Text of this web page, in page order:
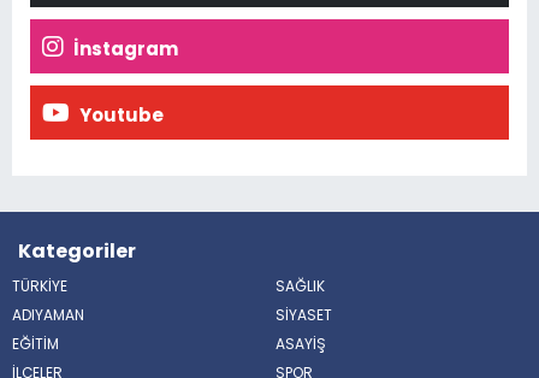
İnstagram
Youtube
Kategoriler
TÜRKİYE
SAĞLIK
ADIYAMAN
SİYASET
EĞİTİM
ASAYİŞ
İLÇELER
SPOR